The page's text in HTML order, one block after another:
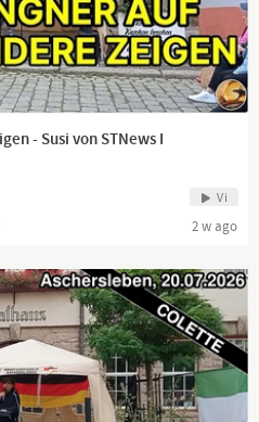
- Susi von STNews I
Vi
2 w ago